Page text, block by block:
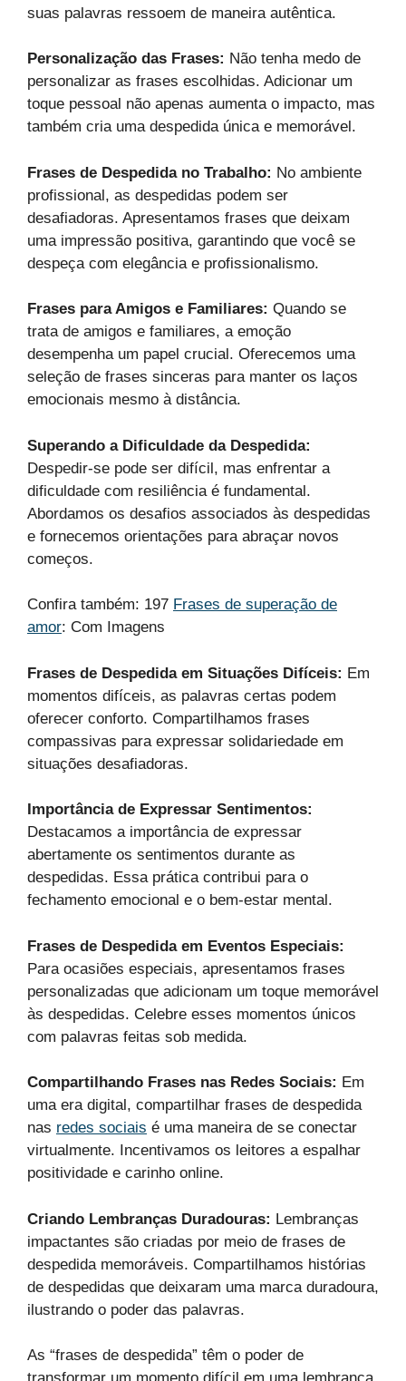
suas palavras ressoem de maneira autêntica.
Personalização das Frases: Não tenha medo de
personalizar as frases escolhidas. Adicionar um
toque pessoal não apenas aumenta o impacto, mas
também cria uma despedida única e memorável.
Frases de Despedida no Trabalho: No ambiente
profissional, as despedidas podem ser
desafiadoras. Apresentamos frases que deixam
uma impressão positiva, garantindo que você se
despeça com elegância e profissionalismo.
Frases para Amigos e Familiares: Quando se
trata de amigos e familiares, a emoção
desempenha um papel crucial. Oferecemos uma
seleção de frases sinceras para manter os laços
emocionais mesmo à distância.
Superando a Dificuldade da Despedida:
Despedir-se pode ser difícil, mas enfrentar a
dificuldade com resiliência é fundamental.
Abordamos os desafios associados às despedidas
e fornecemos orientações para abraçar novos
começos.
Confira também: 197 Frases de superação de
amor: Com Imagens
Frases de Despedida em Situações Difíceis: Em
momentos difíceis, as palavras certas podem
oferecer conforto. Compartilhamos frases
compassivas para expressar solidariedade em
situações desafiadoras.
Importância de Expressar Sentimentos:
Destacamos a importância de expressar
abertamente os sentimentos durante as
despedidas. Essa prática contribui para o
fechamento emocional e o bem-estar mental.
Frases de Despedida em Eventos Especiais:
Para ocasiões especiais, apresentamos frases
personalizadas que adicionam um toque memorável
às despedidas. Celebre esses momentos únicos
com palavras feitas sob medida.
Compartilhando Frases nas Redes Sociais: Em
uma era digital, compartilhar frases de despedida
nas redes sociais é uma maneira de se conectar
virtualmente. Incentivamos os leitores a espalhar
positividade e carinho online.
Criando Lembranças Duradouras: Lembranças
impactantes são criadas por meio de frases de
despedida memoráveis. Compartilhamos histórias
de despedidas que deixaram uma marca duradoura,
ilustrando o poder das palavras.
As “frases de despedida” têm o poder de